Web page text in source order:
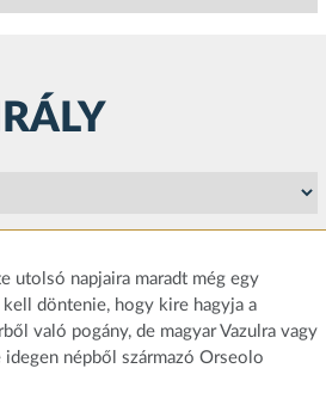
utolsó napjaira maradt még egy
döntenie, hogy kire hagyja a
való pogány, de magyar Vazulra vagy
idegen népből származó Orseolo